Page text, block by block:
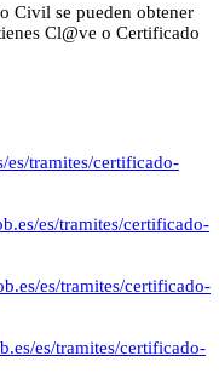
Civil se pueden obtener
Cl@ve o Certificado
es/tramites/certificado-
es/tramites/certificado-
es/tramites/certificado-
es/tramites/certificado-